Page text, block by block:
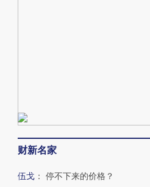
财新名家
伍戈 ： 停不下来的价格？